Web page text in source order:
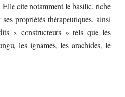
cite notamment le basilic, riche
propriétés thérapeutiques, ainsi
« constructeurs » tels que les
les ignames, les arachides, le